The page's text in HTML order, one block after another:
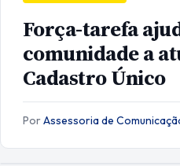
Força-tarefa
comunidade a
Cadastro Único
PorAssessoria de